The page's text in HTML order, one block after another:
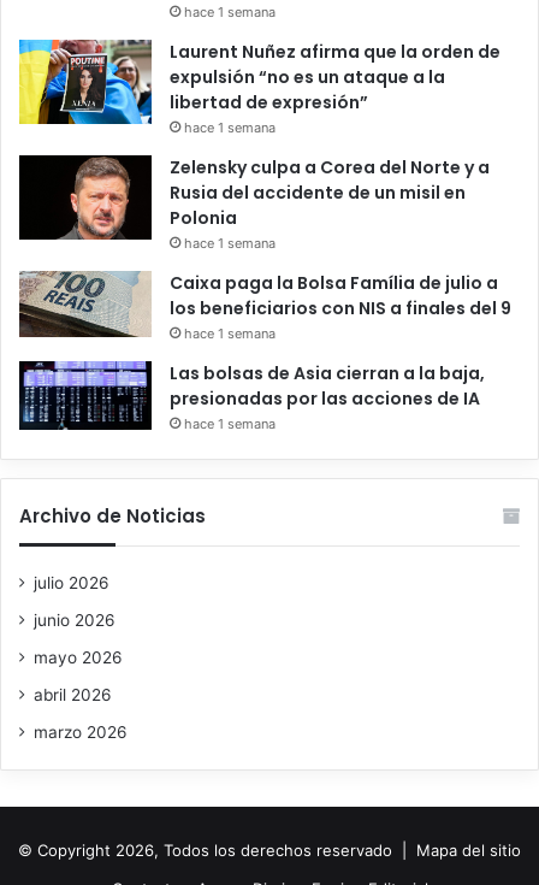
hace 1 semana
Laurent Nuñez afirma que la orden de
expulsión “no es un ataque a la
libertad de expresión”
hace 1 semana
Zelensky culpa a Corea del Norte y a
Rusia del accidente de un misil en
Polonia
hace 1 semana
Caixa paga la Bolsa Família de julio a
los beneficiarios con NIS a finales del 9
hace 1 semana
Las bolsas de Asia cierran a la baja,
presionadas por las acciones de IA
hace 1 semana
Archivo de Noticias
julio 2026
junio 2026
mayo 2026
abril 2026
marzo 2026
© Copyright 2026, Todos los derechos reservado | Mapa del sitio